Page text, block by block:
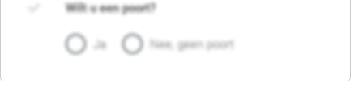
Wilt u een poort?
Ja Nee, geen poort